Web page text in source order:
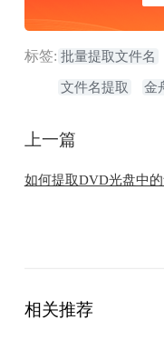
标签: 批量提取文件名
文件名提取 金
上一篇
如何提取DVD光盘中
相关推荐